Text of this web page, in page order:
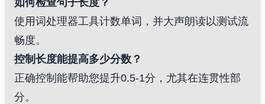
如何检查句子长度？
使用词处理器工具计数单词，并大声朗读以测试流
畅度。
控制长度能提高多少分数？
正确控制能帮助您提升0.5-1分，尤其在连贯性部
分。